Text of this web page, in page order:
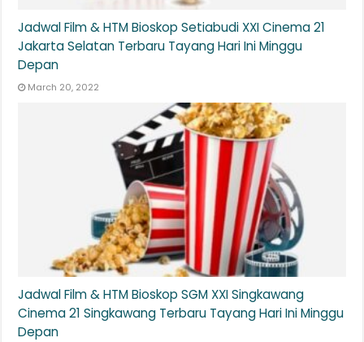
Jadwal Film & HTM Bioskop Setiabudi XXI Cinema 21
Jakarta Selatan Terbaru Tayang Hari Ini Minggu
Depan
March 20, 2022
Jadwal Film & HTM Bioskop SGM XXI Singkawang
Cinema 21 Singkawang Terbaru Tayang Hari Ini Minggu
Depan